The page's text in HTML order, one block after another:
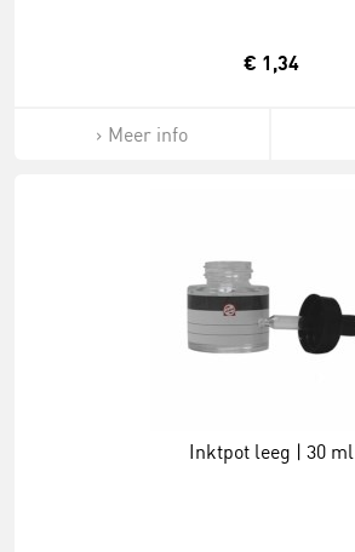
€ 1,34
Meer info
Inktpot leeg | 30 ml